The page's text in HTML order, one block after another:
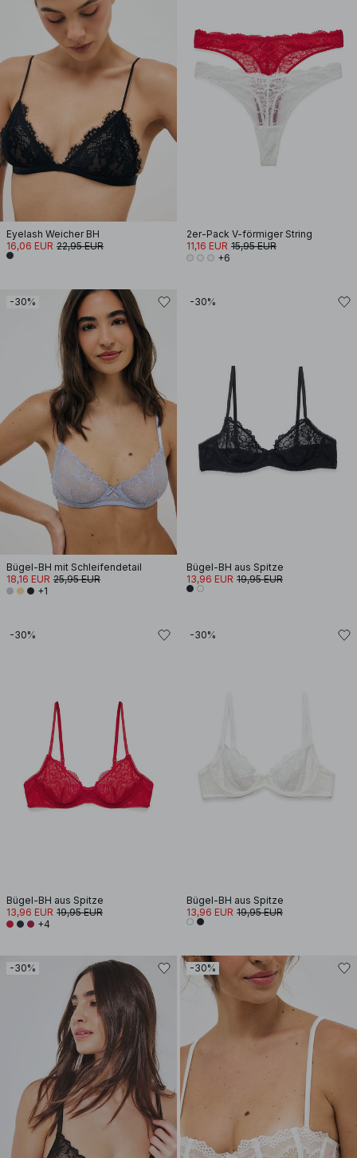
Eyelash Weicher BH
16,06 EUR 22,95 EUR
2er-Pack V-förmiger String
11,16 EUR 15,95 EUR
+6
-30%
Bügel-BH mit Schleifendetail
18,16 EUR 25,95 EUR
+1
-30%
Bügel-BH aus Spitze
13,96 EUR 19,95 EUR
-30%
Bügel-BH aus Spitze
13,96 EUR 19,95 EUR
+4
-30%
Bügel-BH aus Spitze
13,96 EUR 19,95 EUR
-30% -30%